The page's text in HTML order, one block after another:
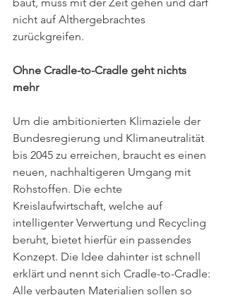
nicht auf Althergebrachtes
zurückgreifen.
Ohne Cradle-to-Cradle geht nichts
mehr
Um die ambitionierten Klimaziele der
Bundesregierung und Klimaneutralität
bis 2045 zu erreichen, braucht es einen
neuen, nachhaltigeren Umgang mit
Rohstoffen. Die echte
Kreislaufwirtschaft, welche auf
intelligenter Verwertung und Recycling
beruht, bietet hierfür ein passendes
Konzept. Die Idee dahinter ist schnell
erklärt und nennt sich Cradle-to-Cradle:
Alle verbauten Materialien sollen so